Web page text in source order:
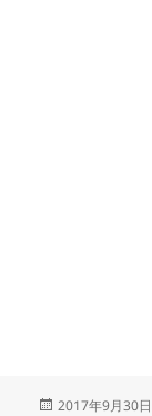
投
2017年9月30日